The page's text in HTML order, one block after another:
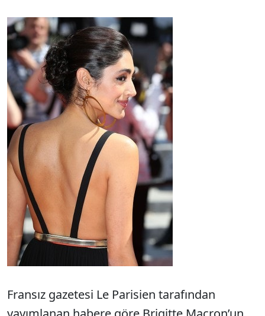
Fransız gazetesi Le Parisien tarafından